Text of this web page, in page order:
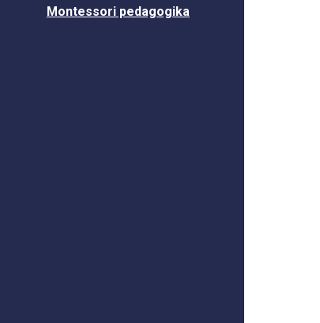
Montessori pedagogika